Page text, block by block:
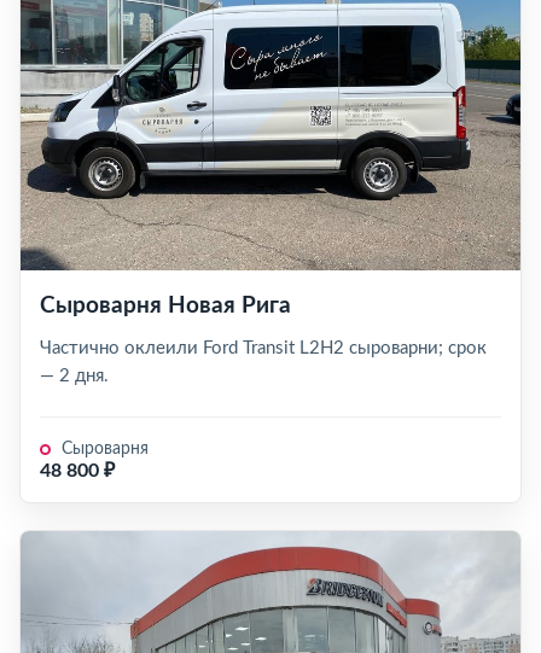
Сыроварня Новая Рига
Частично оклеили Ford Transit L2H2 сыроварни; срок
— 2 дня.
Сыроварня
48 800 ₽